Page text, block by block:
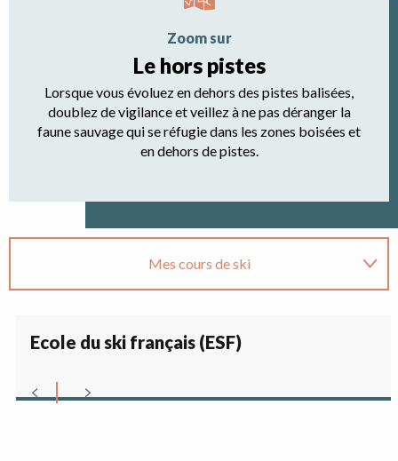
Zoom sur
Le hors pistes
Lorsque vous évoluez en dehors des pistes balisées,
doublez de vigilance et veillez à ne pas déranger la
faune sauvage qui se réfugie dans les zones boisées et
en dehors de pistes.
Mes cours de ski
Ecole du ski français (ESF)